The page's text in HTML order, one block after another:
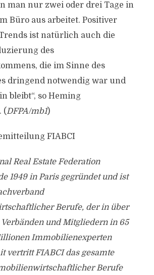
man nur zwei oder drei Tage in
Büro aus arbeitet. Positiver
ist natürlich auch die
des
die im Sinne des
dringend notwendig war und
bleibt“, so Heming
(DFPA/mb1)
FIABCI
Real Estate Federation
1949 in Paris gegründet und ist
Berufe, der in über
und Mitgliedern in 65
Immobilienexperten
vertritt FIABCI das gesamte
Berufe